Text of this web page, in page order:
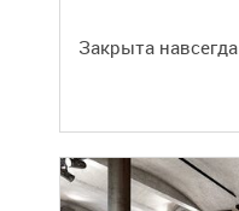
Закрыта навсегда